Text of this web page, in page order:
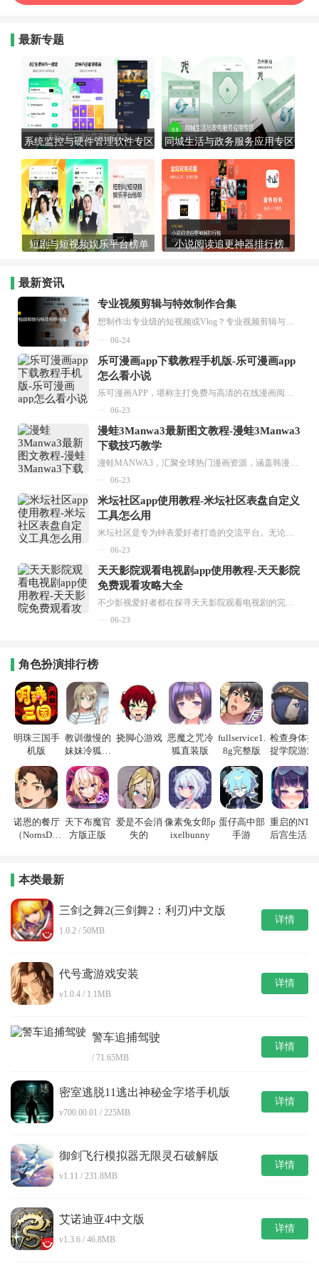
最新专题
系统监控与硬件管理软件专区 同城生活与政务服务应用专区
短剧与短视频娱乐平台榜单 小说阅读追更神器排行榜
最新资讯
专业视频剪辑与特效制作合集
想制作出专业级的短视频或Vlog？专业视频剪辑与特效制作大全专题为你提供了从剪辑、抠像到特效包装的全套解决方案。无论是添加炫酷的片头、进行精准的视频抠图，还是制...
06-24
乐可漫画app下载教程手机版-乐可漫画app
怎么看小说
06-23
漫蛙3Manwa3最新图文教程-漫蛙3Manwa3
下载技巧教学
06-23
米坛社区app使用教程-米坛社区表盘自定义
工具怎么用
06-23
天天影院观看电视剧app使用教程-天天影院
免费观看攻略大全
06-23
角色扮演排行榜
明珠三国手
机版
教训傲慢的
妹妹冷狐游
挠脚心游戏 恶魔之咒冷
狐直装版
fullservice1.
8g完整版
检查身体捕
捉学院游戏
诺恩的餐厅
（NornsDin
天下布魔官
方版正版
爱是不会消
失的
像素兔女郎p
ixelbunny
蛋仔高中部
手游
重启的NTR
后宫生活游
本类最新
三剑之舞2(三剑舞2：利刃)中文版
1.0.2 / 50MB
详情
代号鸢游戏安装
v1.0.4 / 1.1MB
详情
警车追捕驾驶
/ 71.65MB
详情
密室逃脱11逃出神秘金字塔手机版
v700.00.01 / 225MB
详情
御剑飞行模拟器无限灵石破解版
v1.11 / 231.8MB
详情
艾诺迪亚4中文版
v1.3.6 / 46.8MB
详情